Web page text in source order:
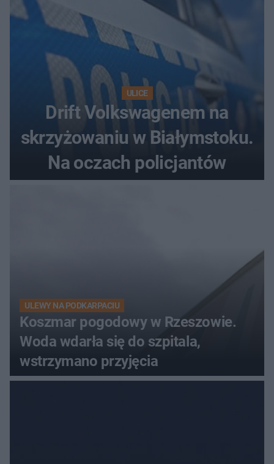
ULICE
Drift Volkswagenem na
skrzyżowaniu w Białymstoku.
Na oczach policjantów
ULEWY NA PODKARPACIU
Koszmar pogodowy w Rzeszowie.
Woda wdarła się do szpitala,
wstrzymano przyjęcia